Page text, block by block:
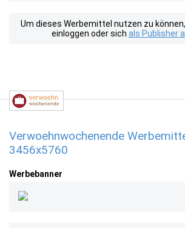
Um dieses Werbemittel nutzen zu
einloggen oder sich als Publisher
Verwoehnwochenende
3456x5760
Werbebanner